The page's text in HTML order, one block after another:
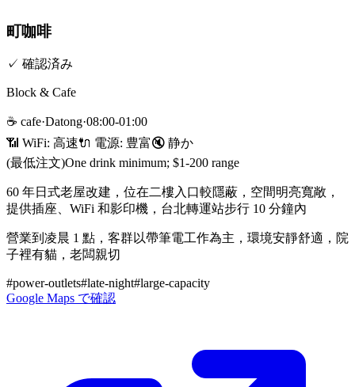
町咖啡
✓ 確認済み
Block & Cafe
☕ cafe·Datong·08:00-01:00
📶 WiFi: 高速🔌 電源: 豊富🔇 静か
(最低注文)One drink minimum; $1-200 range
60 年日式老屋改建，位在二樓入口較隱蔽，空間明亮寬敞，
提供插座、WiFi 和影印機，台北轉運站步行 10 分鐘內
營業到凌晨 1 點，客群以帶筆電工作為主，環境安靜舒適，院
子裡有貓，老闆親切
#power-outlets#late-night#large-capacity
Google Maps で確認